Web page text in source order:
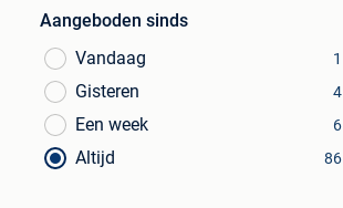
Aangeboden sinds
Vandaag
1
Gisteren 4
Een week 6
Altijd 86